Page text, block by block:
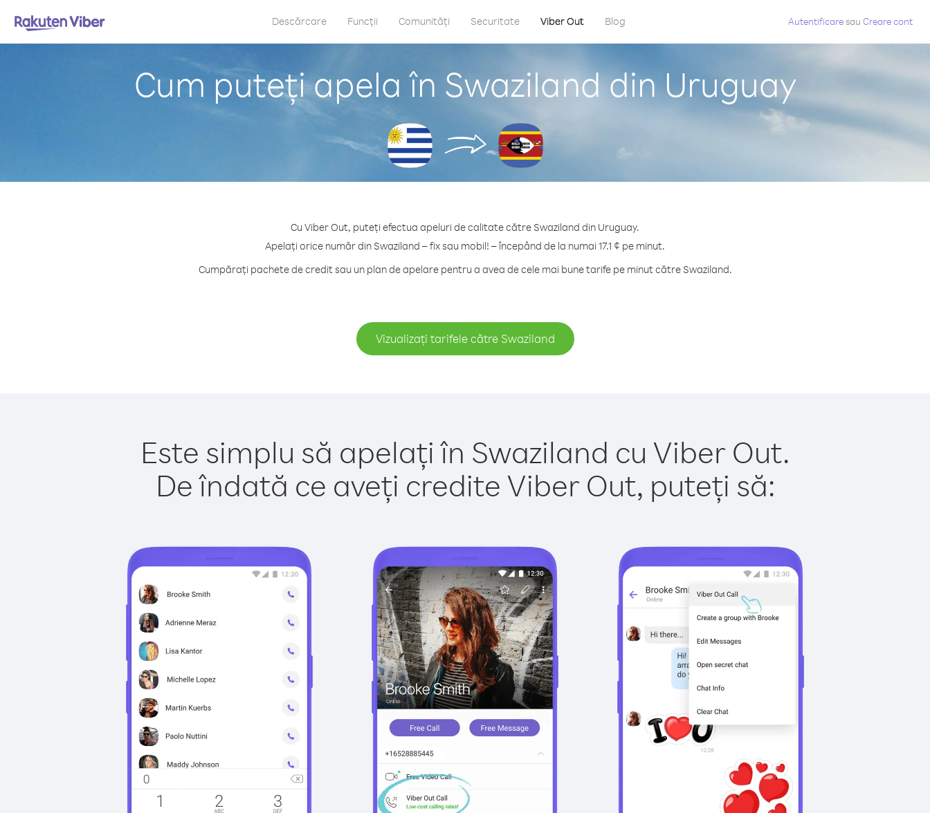
Descărcare Funcții Comunități Securitate Viber Out Blog Autentificaresau Creare cont
Cum puteți apela în Swaziland din Uruguay
Cu Viber Out, puteți efectua apeluri de calitate către Swaziland din Uruguay.
Apelați orice număr din Swaziland – fix sau mobil! – începând de la numai 17.1 ¢ pe minut.
Cumpărați pachete de credit sau un plan de apelare pentru a avea de cele mai bune tarife pe minut către Swaziland.
Vizualizați tarifele către Swaziland
Este simplu să apelați în Swaziland cu Viber Out.
De îndată ce aveți credite Viber Out, puteți să: